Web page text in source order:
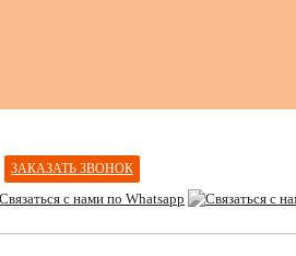
ЗАКАЗАТЬ ЗВОНОК